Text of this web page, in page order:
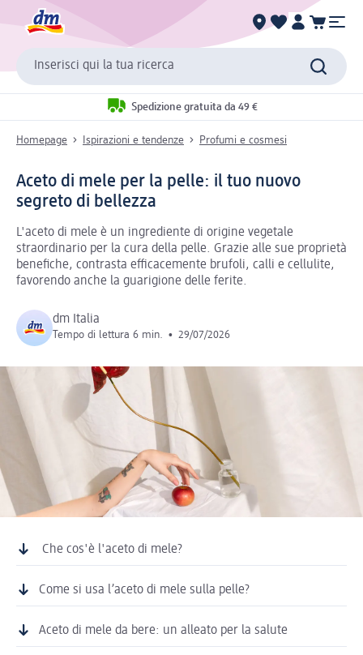
Inserisci qui la tua ricerca
Spedizione gratuita da 49 €
Homepage Ispirazioni e tendenze Profumi e cosmesi
Aceto di mele per la pelle: il tuo nuovo
segreto di bellezza
L'aceto di mele è un ingrediente di origine vegetale
straordinario per la cura della pelle. Grazie alle sue proprietà
benefiche, contrasta efficacemente brufoli, calli e cellulite,
favorendo anche la guarigione delle ferite.
dm Italia
Tempo di lettura 6 min. • 29/07/2026
Che cos'è l'aceto di mele?
Come si usa l’aceto di mele sulla pelle?
Aceto di mele da bere: un alleato per la salute